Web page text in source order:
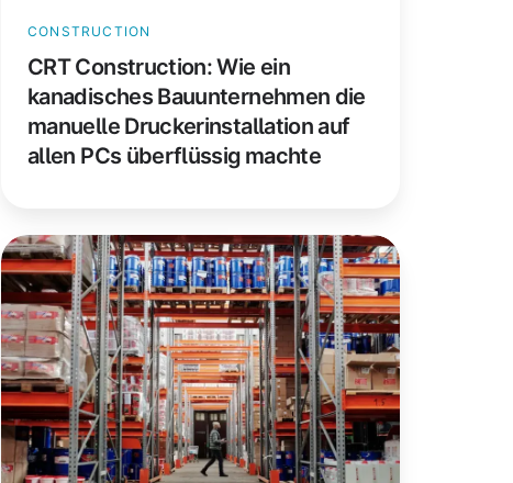
überflüssig
machte
CONSTRUCTION
CRT Construction: Wie ein
kanadisches Bauunternehmen die
manuelle Druckerinstallation auf
allen PCs überflüssig machte
E-
Commerce-
Marketing:
Automatisierung
des
Versandetikettendrucks
für
20.000